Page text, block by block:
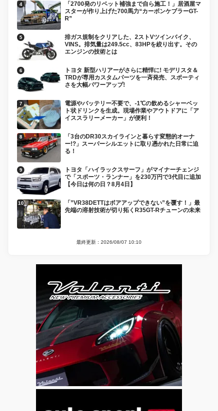
「2700発のリベット補強まで自ら施工！」居酒屋マ
スターが作り上げた700馬力“カーボンケブラーGT-
R”
排ガス規制をクリアした、2ストVツインバイク、
VINS。排気量は249.5cc、83HPを絞り出す。その
エンジンの技術とは
トヨタ 新型ハリアーがさらに精悍に! モデリスタ＆
TRDが専用カスタムパーツを一斉発売、スポーティ
さを大幅パワーアップ!
電源やバッテリー不要で、-1℃の飲めるシャーベッ
ト状ドリンクを生成。現場作業やアウトドアに「ア
イススラリーメーカー」が便利！
「3台のDR30スカイラインと暮らす変態的オーナ
ー!?」スーパーシルエットに取り憑かれた日常に迫
る！
トヨタ「ハイラックスサーフ」がマイナーチェンジ
で「スポーツ・ランナー」を230万円で3代目に追加
【今日は何の日？8月4日】
「”VR38DETTはボアアップできない”を覆す！」最
先端の溶射技術が切り拓くR35GT-Rチューンの未来
最終更新：2026/08/07 10:10